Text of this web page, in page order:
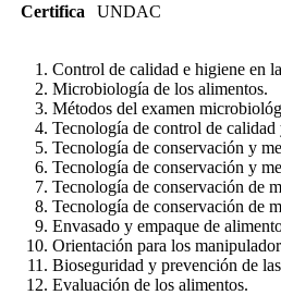
Certifica UNDAC
Control de calidad e higiene en
Microbiología de los alimentos.
Métodos del examen
Tecnología de control de
Tecnología de conservación y
Tecnología de conservación y
Tecnología de conservación de
Tecnología de conservación de
Envasado y empaque de
Orientación para los
Bioseguridad y prevención de
Evaluación de los alimentos.